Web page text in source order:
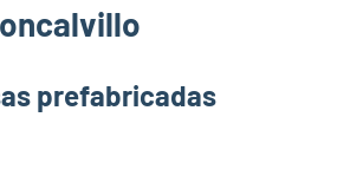
prefabricadas